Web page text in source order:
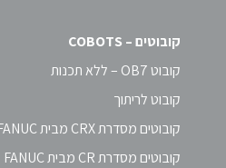
קובוטים – COBOTS
קובוט OB7 – ללא תכנות
קובוט לריתוך
קובוטים מסדרת CRX מבית FANUC
קובוטים מסדרת CR מבית FANUC